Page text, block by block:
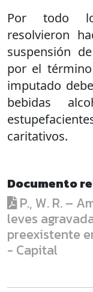
Por todo
resolvieron
suspensión
por el
imputado
bebidas
caritativos.
Documento
P., W. R. –
leves
preexistente
- Capital